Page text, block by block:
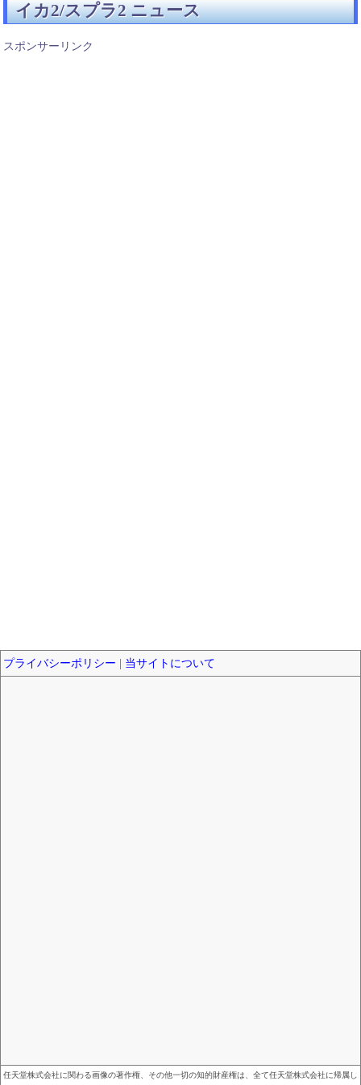
イカ2/スプラ2 ニュース
スポンサーリンク
プライバシーポリシー 当サイトについて
任天堂株式会社に関わる画像の著作権、その他一切の知的財産権は、全て任天堂株式会社に帰属し